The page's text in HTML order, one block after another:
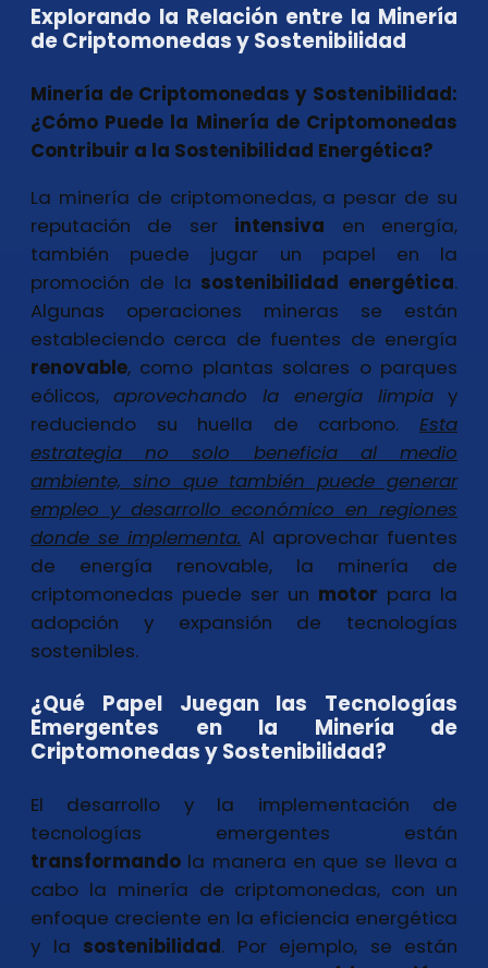
Explorando la Relación entre la Minería
de Criptomonedas y Sostenibilidad
Minería de Criptomonedas y Sostenibilidad:
¿Cómo Puede la Minería de Criptomonedas
Contribuir a la Sostenibilidad Energética?
La minería de criptomonedas, a pesar de su
reputación de ser intensiva en energía,
también puede jugar un papel en la
promoción de la sostenibilidad energética.
Algunas operaciones mineras se están
estableciendo cerca de fuentes de energía
renovable, como plantas solares o parques
eólicos, aprovechando la energía limpia y
reduciendo su huella de carbono. Esta
estrategia no solo beneficia al medio
ambiente, sino que también puede generar
empleo y desarrollo económico en regiones
donde se implementa. Al aprovechar fuentes
de energía renovable, la minería de
criptomonedas puede ser un motor para la
adopción y expansión de tecnologías
sostenibles.
¿Qué Papel Juegan las Tecnologías
Emergentes en la Minería de
Criptomonedas y Sostenibilidad?
El desarrollo y la implementación de
tecnologías emergentes están
transformando la manera en que se lleva a
cabo la minería de criptomonedas, con un
enfoque creciente en la eficiencia energética
y la sostenibilidad. Por ejemplo, se están